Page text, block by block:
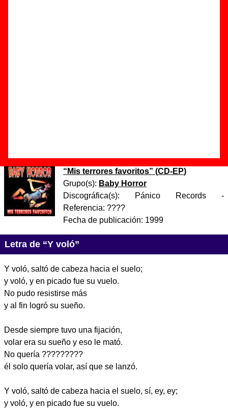
“ Mis terrores favoritos” (CD-EP)
Grupo(s): Baby Horror
Discográfica(s):
Pánico Records -
Referencia: ????
Fecha de publicación: 1999
Letra de “Y voló”
Y voló, saltó de cabeza hacia el suelo;
y voló, y en picado fue su vuelo.
No pudo resistirse más
y al fin logró su sueño.
Desde siempre tuvo una fijación,
volar era su sueño y eso le mató.
No quería ?????????
él solo quería volar, así que se lanzó.
Y voló, saltó de cabeza hacia el suelo, sí, ey, ey;
y voló, y en picado fue su vuelo.